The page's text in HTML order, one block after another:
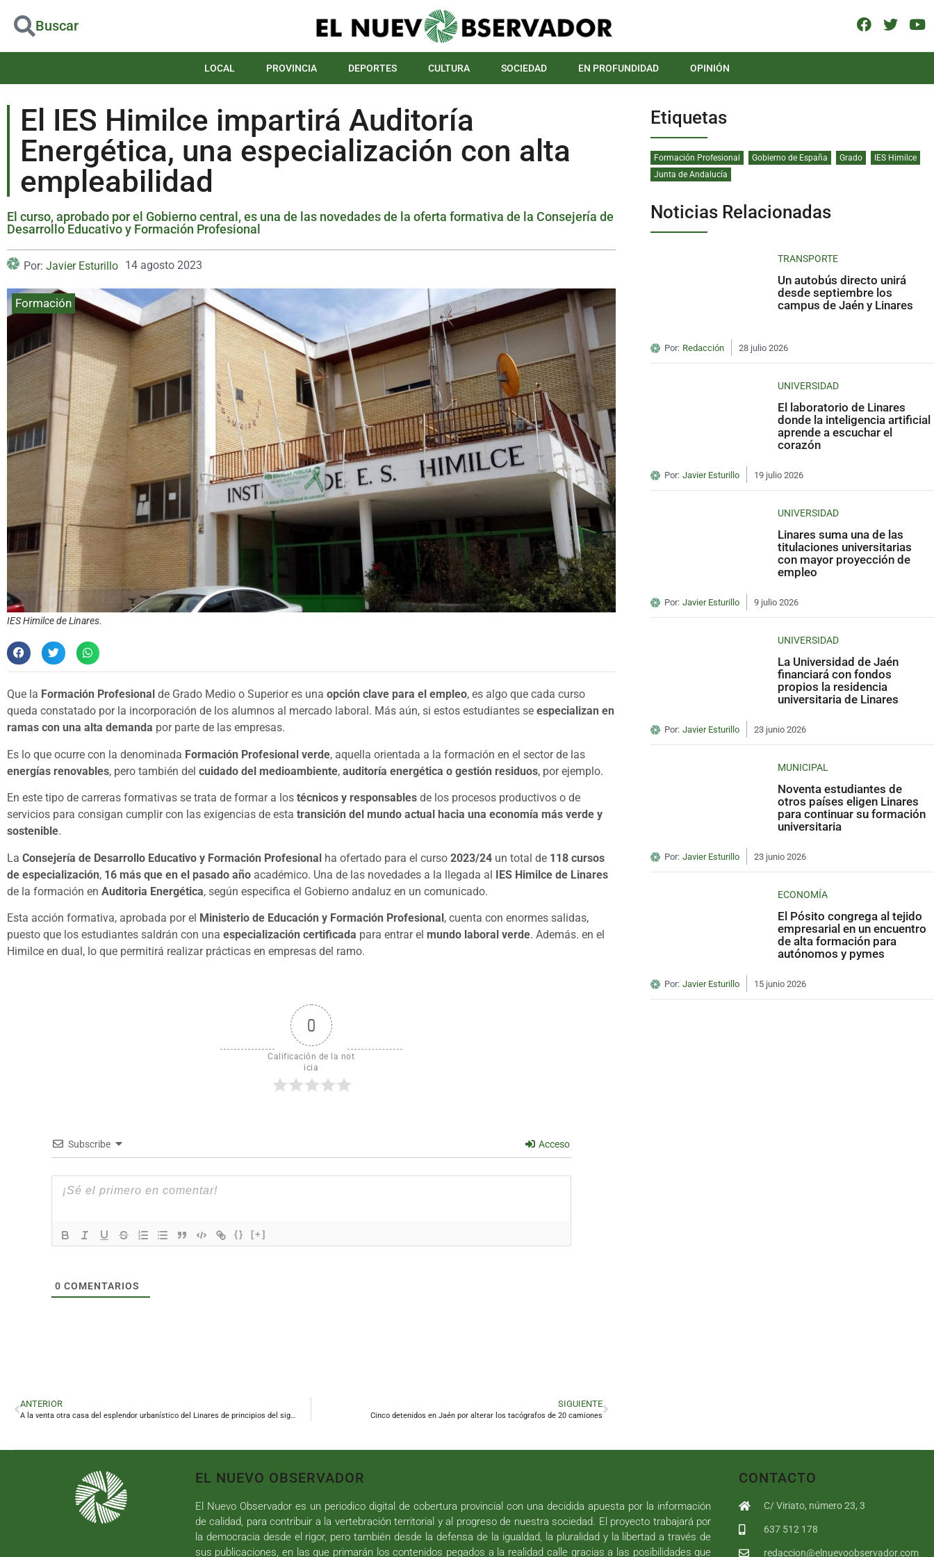
Buscar
LOCAL PROVINCIA DEPORTES CULTURA SOCIEDAD EN PROFUNDIDAD OPINIÓN
El IES Himilce impartirá Auditoría
Energética, una especialización con alta
empleabilidad
El curso, aprobado por el Gobierno central, es una de las novedades de la oferta formativa de la Consejería de
Desarrollo Educativo y Formación Profesional
Por: Javier Esturillo 14 agosto 2023
Formación
IES Himilce de Linares.
Que la Formación Profesional de Grado Medio o Superior es una opción clave para el empleo, es algo que cada curso
queda constatado por la incorporación de los alumnos al mercado laboral. Más aún, si estos estudiantes se especializan en
ramas con una alta demanda por parte de las empresas.
Es lo que ocurre con la denominada Formación Profesional verde, aquella orientada a la formación en el sector de las
energías renovables, pero también del cuidado del medioambiente, auditoría energética o gestión residuos, por ejemplo.
En este tipo de carreras formativas se trata de formar a los técnicos y responsables de los procesos productivos o de
servicios para consigan cumplir con las exigencias de esta transición del mundo actual hacia una economía más verde y
sostenible.
La Consejería de Desarrollo Educativo y Formación Profesional ha ofertado para el curso 2023/24 un total de 118 cursos
de especialización, 16 más que en el pasado año académico. Una de las novedades a la llegada al IES Himilce de Linares
de la formación en Auditoria Energética, según especifica el Gobierno andaluz en un comunicado.
Esta acción formativa, aprobada por el Ministerio de Educación y Formación Profesional, cuenta con enormes salidas,
puesto que los estudiantes saldrán con una especialización certificada para entrar el mundo laboral verde. Además. en el
Himilce en dual, lo que permitirá realizar prácticas en empresas del ramo.
0
Calificación de la not
icia
Subscribe Acceso
{} [+]
0 COMENTARIOS
ANTERIOR
A la venta otra casa del esplendor urbanístico del Linares de principios del siglo XX
SIGUIENTE
Cinco detenidos en Jaén por alterar los tacógrafos de 20 camiones
Etiquetas
Formación Profesional Gobierno de España Grado
IES Himilce
Junta de Andalucía
Noticias Relacionadas
TRANSPORTE
Un autobús directo unirá
desde septiembre los
campus de Jaén y Linares
Por: Redacción 28 julio 2026
UNIVERSIDAD
El laboratorio de Linares
donde la inteligencia artificial
aprende a escuchar el
corazón
Por: Javier Esturillo 19 julio 2026
UNIVERSIDAD
Linares suma una de las
titulaciones universitarias
con mayor proyección de
empleo
Por: Javier Esturillo 9 julio 2026
UNIVERSIDAD
La Universidad de Jaén
financiará con fondos
propios la residencia
universitaria de Linares
Por: Javier Esturillo 23 junio 2026
MUNICIPAL
Noventa estudiantes de
otros países eligen Linares
para continuar su formación
universitaria
Por: Javier Esturillo 23 junio 2026
ECONOMÍA
El Pósito congrega al tejido
empresarial en un encuentro
de alta formación para
autónomos y pymes
Por: Javier Esturillo 15 junio 2026
EL NUEVO OBSERVADOR
El Nuevo Observador es un periodico digital de cobertura provincial con una decidida apuesta por la información
de calidad, para contribuir a la vertebración territorial y al progreso de nuestra sociedad. El proyecto trabajará por
la democracia desde el rigor, pero también desde la defensa de la igualdad, la pluralidad y la libertad a través de
sus publicaciones, en las que primarán los contenidos pegados a la realidad calle gracias a las posibilidades que
CONTACTO
C/ Viriato, número 23, 3
637 512 178
redaccion@elnuevoobservador.com